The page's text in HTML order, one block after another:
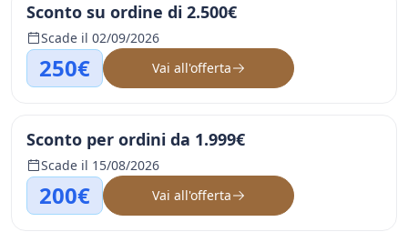
Sconto su ordine di 2.500€
Scade il 02/09/2026
250€ Vai all'offerta
Sconto per ordini da 1.999€
Scade il 15/08/2026
200€ Vai all'offerta